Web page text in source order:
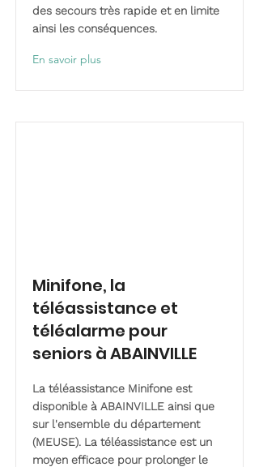
des secours très rapide et en limite
ainsi les conséquences.
En savoir plus
Minifone, la
téléassistance et
téléalarme pour
seniors à ABAINVILLE
La téléassistance Minifone est
disponible à ABAINVILLE ainsi que
sur l'ensemble du département
(MEUSE). La téléassistance est un
moyen efficace pour prolonger le